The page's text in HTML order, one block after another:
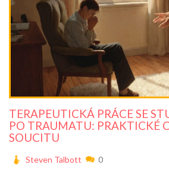
TERAPEUTICKÁ PRÁCE SE
PO TRAUMATU: PRAKTICKÉ
SOUCITU
Steven Talbott 0